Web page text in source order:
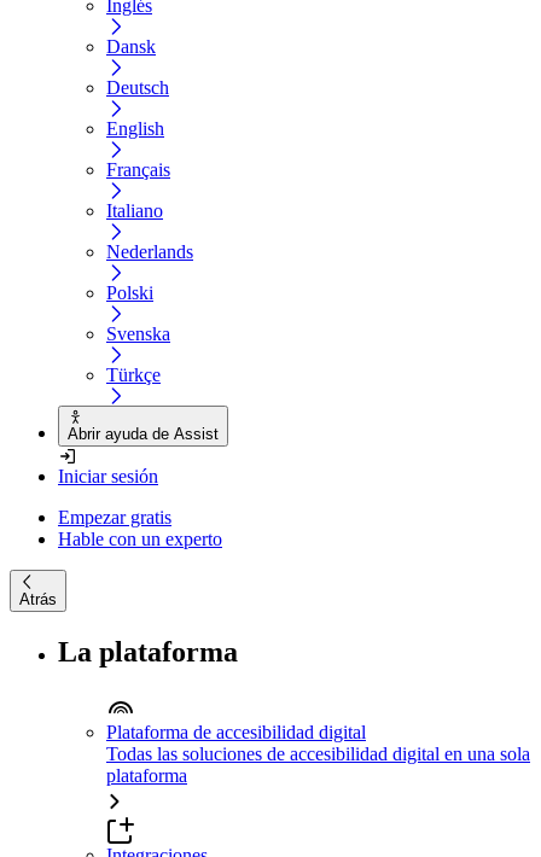
Inglés
Dansk
Deutsch
English
Français
Italiano
Nederlands
Polski
Svenska
Türkçe
Abrir ayuda de Assist
Iniciar sesión
Empezar gratis
Hable con un experto
Atrás
La plataforma
Plataforma de accesibilidad digital
Todas las soluciones de accesibilidad digital en una sola
plataforma